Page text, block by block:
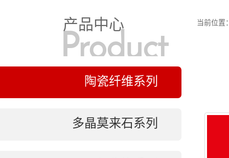
产品中心
Product
Display
陶瓷纤维系列
多晶莫来石系列
当前位置